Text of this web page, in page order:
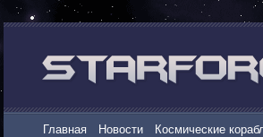
Главная Новости Космические